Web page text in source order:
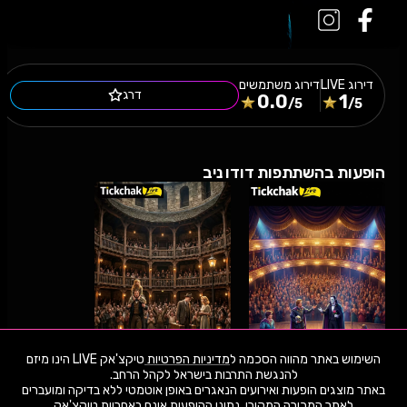
השימוש באתר מהווה הסכמה למדיניות הפרטיות
טיקצ'אק LIVE הינו מיזם
באתר מוצגים הופעות ואירועים הנאגרים באופן אוטמטי ללא בדיקה ומועברים
דירוג
1/5
דירוג משתמשים
0.0/5
דרג
הופעות בהשתתפות דודו ניב
13.8.26 חמישי 20:30
15.8.26 שבת 21:00